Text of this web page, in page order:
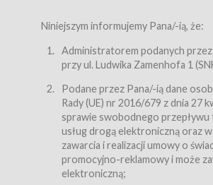
Bilety – wybrane dokumenty
przewidziane przez
filmowych, wydarzeniach
Sklep – sklep internetowy
Regulamin – niniejszy regulamin.
§ 2
Postanowienia ogólne
Regulamin określa zasady:
świadczenia
zasady świadczenia
Niniejszym informujemy Pana/-ią, że:
Administratorem podanych
przy ul. Ludwika Zamenhofa 1
Podane przez Pana/-ią dane
Rady (UE) nr 2016/679 z dnia
sprawie swobodnego przepływu
usług drogą elektroniczną oraz
zawarcia i realizacji umowy o
promocyjno-reklamowy i może
elektroniczną;